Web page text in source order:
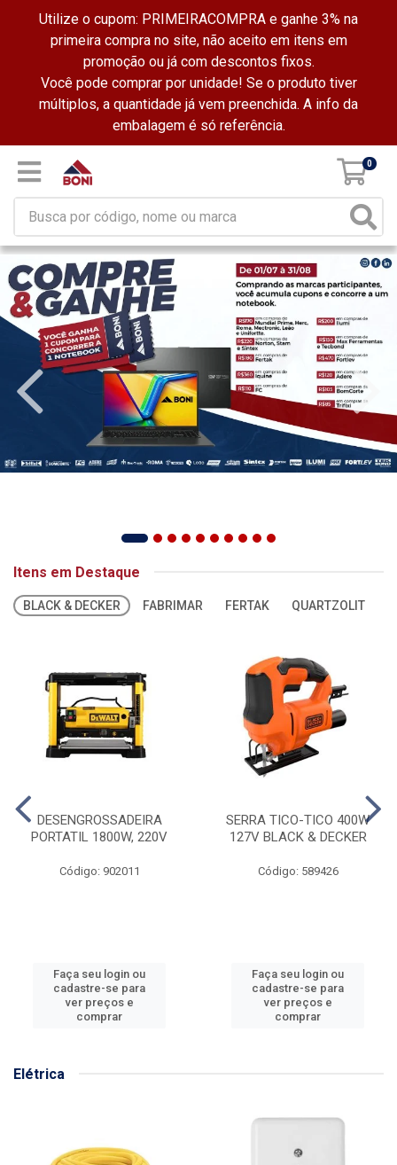
Utilize o cupom: PRIMEIRACOMPRA e ganhe 3% na
primeira compra no site, não aceito em itens em
promoção ou já com descontos fixos.
Você pode comprar por unidade! Se o produto tiver
múltiplos, a quantidade já vem preenchida. A info da
embalagem é só referência.
0
Itens em Destaque
BLACK & DECKER FABRIMAR FERTAK QUARTZOLIT
DESENGROSSADEIRA
PORTATIL 1800W, 220V
Código: 902011
Faça seu login ou
cadastre-se para
ver preços e
comprar
SERRA TICO-TICO 400W
127V BLACK & DECKER
Código: 589426
Faça seu login ou
cadastre-se para
ver preços e
comprar
Elétrica